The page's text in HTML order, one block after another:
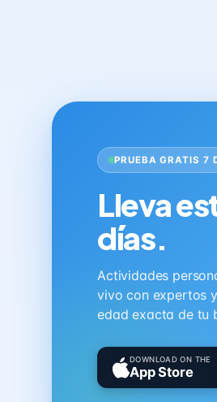
PRUEBA GRATIS 7
Lleva
días.
Actividades
vivo con expertos
edad exacta de tu
DOWNLOAD ON THE
App Store